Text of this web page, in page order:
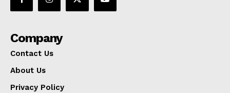
Company
Contact Us
About Us
Privacy Policy